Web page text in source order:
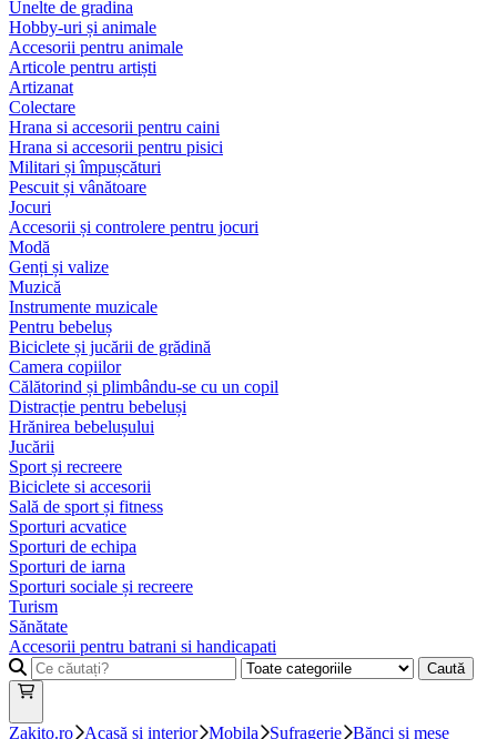
Unelte de gradina
Hobby-uri și animale
Accesorii pentru animale
Articole pentru artiști
Artizanat
Colectare
Hrana si accesorii pentru caini
Hrana si accesorii pentru pisici
Militari și împușcături
Pescuit și vânătoare
Jocuri
Accesorii și controlere pentru jocuri
Modă
Genți și valize
Muzică
Instrumente muzicale
Pentru bebeluș
Biciclete și jucării de grădină
Camera copiilor
Călătorind și plimbându-se cu un copil
Distracție pentru bebeluși
Hrănirea bebelușului
Jucării
Sport și recreere
Biciclete si accesorii
Sală de sport și fitness
Sporturi acvatice
Sporturi de echipa
Sporturi de iarna
Sporturi sociale și recreere
Turism
Sănătate
Accesorii pentru batrani si handicapati
Caută
Zakito.ro Acasă și interior Mobila Sufragerie Bănci și mese